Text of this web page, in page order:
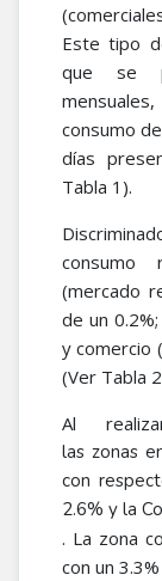
Este tipo
que se
consumo
días
Tabla 1).
consumo
(mercado
de un
y comercio
(Ver Tabla
Al
las zonas
con
2.6% y la
. La zona
con un